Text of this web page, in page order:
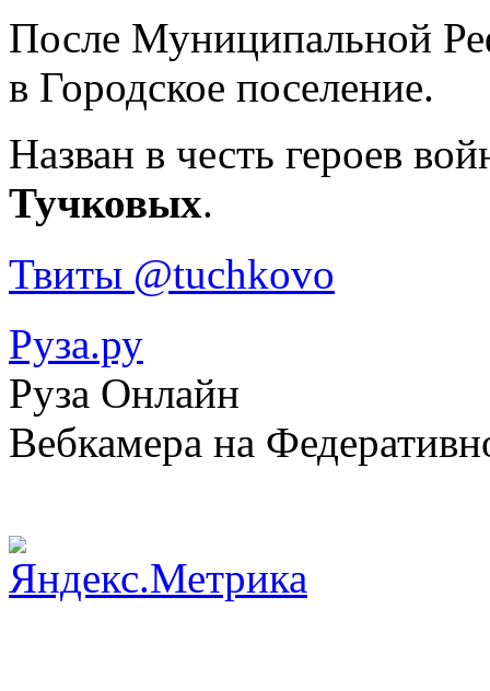
После Муниципальной
в Городское поселение.
Назван в честь героев
Тучковых.
Твиты @tuchkovo
Руза.ру
Руза Онлайн
Вебкамера на